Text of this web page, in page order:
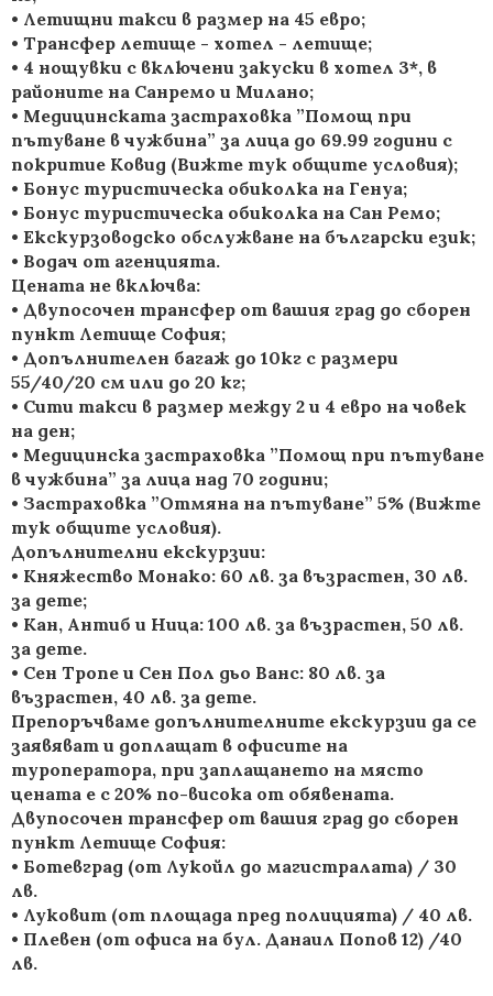
• Летищни такси в размер на 45 евро;
• Трансфер летище - хотел - летище;
• 4 нощувки с включени закуски в хотел 3*, в
районите на Санремо и Милано;
• Медицинската застраховка ”Помощ при
пътуване в чужбина” за лица до 69.99 години с
покритие Ковид (Вижте тук общите условия);
• Бонус туристическа обиколка на Генуа;
• Бонус туристическа обиколка на Сан Ремо;
• Екскурзоводско обслужване на български език;
• Водач от агенцията.
Цената не включва:
• Двупосочен трансфер от вашия град до сборен
пункт Летище София;
• Допълнителен багаж до 10кг с размери
55/40/20 см или до 20 кг;
• Сити такси в размер между 2 и 4 евро на човек
на ден;
• Медицинска застраховка ”Помощ при пътуване
в чужбина” за лица над 70 години;
• Застраховка ”Отмяна на пътуване” 5% (Вижте
тук общите условия).
Допълнителни екскурзии:
• Княжество Монако: 60 лв. за възрастен, 30 лв.
за дете;
• Кан, Антиб и Ница: 100 лв. за възрастен, 50 лв.
за дете.
• Сен Тропе и Сен Пол дьо Ванс: 80 лв. за
възрастен, 40 лв. за дете.
Препоръчваме допълнителните екскурзии да се
заявяват и доплащат в офисите на
туроператора, при заплащането на място
цената е с 20% по-висока от обявената.
Двупосочен трансфер от вашия град до сборен
пункт Летище София:
• Ботевград (от Лукойл до магистралата) / 30
лв.
• Луковит (от площада пред полицията) / 40 лв.
• Плевен (от офиса на бул. Данаил Попов 12) /40
лв.